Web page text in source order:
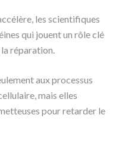
les scientifiques
qui jouent un rôle clé
réparation.
aux processus
mais elles
pour retarder le